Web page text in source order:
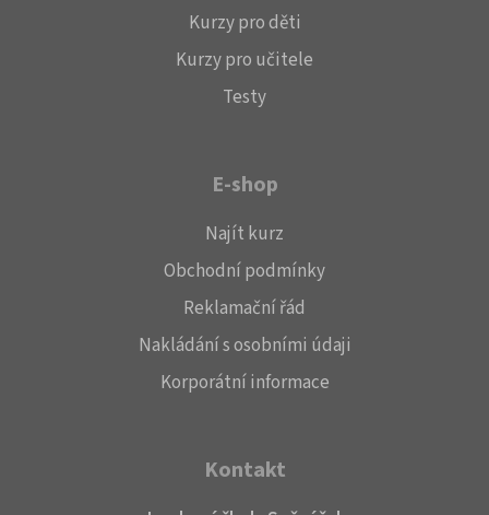
Kurzy pro děti
Kurzy pro učitele
Testy
E-shop
Najít kurz
Obchodní podmínky
Reklamační řád
Nakládání s osobními údaji
Korporátní informace
Kontakt